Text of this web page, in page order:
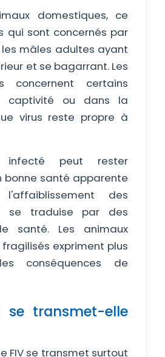
domestiques, ce
qui sont concernés par
les mâles adultes ayant
et se bagarrant. Les
concernent certains
captivité ou dans la
virus reste propre à
infecté peut rester
bonne santé apparente
des
se traduise par des
santé. Les animaux
expriment plus
conséquences de
se transmet-elle
FIV se transmet surtout